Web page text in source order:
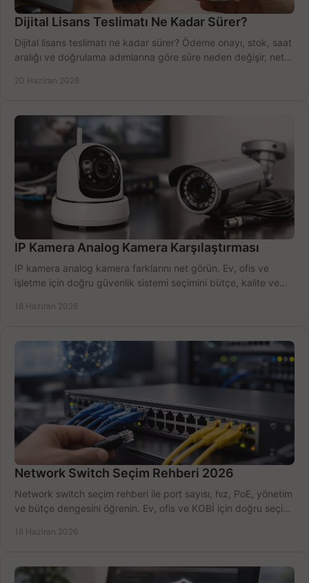
Dijital Lisans Teslimatı Ne Kadar Sürer?
Dijital lisans teslimatı ne kadar sürer? Ödeme onayı, stok, saat
aralığı ve doğrulama adımlarına göre süre neden değişir, net
20 Haziran 2026
IP Kamera Analog Kamera Karşılaştırması
IP kamera analog kamera farklarını net görün. Ev, ofis ve
işletme için doğru güvenlik sistemi seçimini bütçe, kalite ve
18 Haziran 2026
Network Switch Seçim Rehberi 2026
Network switch seçim rehberi ile port sayısı, hız, PoE, yönetim
ve bütçe dengesini öğrenin. Ev, ofis ve KOBİ için doğru seçimi
16 Haziran 2026